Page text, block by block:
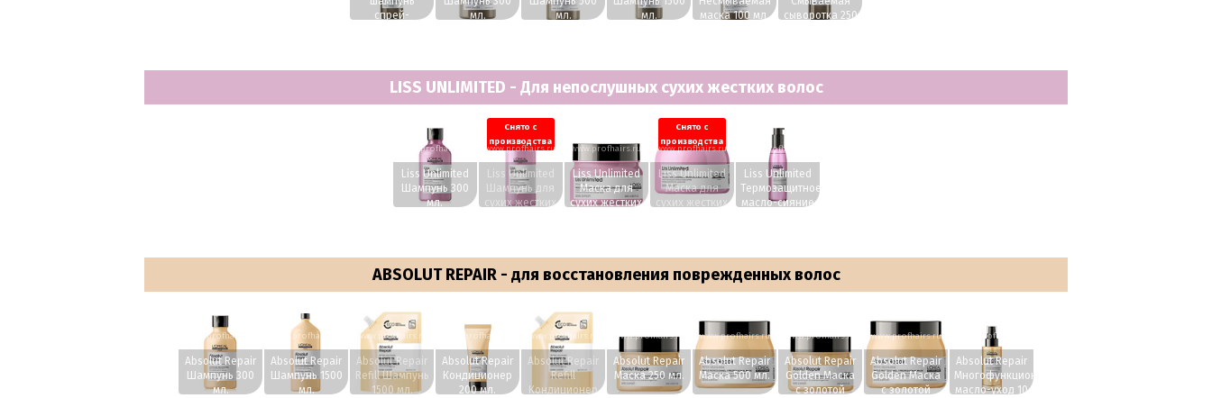
спрей-
мл.
мл.
мл.
маска 100 мл.
сыворотка 250
LISS UNLIMITED - Для непослушных сухих жестких волос
www.profhairs.ru
Liss Unlimited
Шампунь 300
мл.
Снято с
производства
www.profhairs.ru
Liss Unlimited
Шампунь для
сухих жестких
www.profhairs.ru
Liss Unlimited
Маска для
сухих жестких
Снято с
производства
www.profhairs.ru
Liss Unlimited
Маска для
сухих жестких
www.profhairs.ru
Liss Unlimited
Термозащитное
масло-сияние
ABSOLUT REPAIR - для восстановления поврежденных волос
www.profhairs.ru
Absolut Repair
Шампунь 300
мл.
www.profhairs.ru
Absolut Repair
Шампунь 1500
мл.
www.profhairs.ru
Absolut Repair
Refill Шампунь
1500 мл.
www.profhairs.ru
Absolut Repair
Кондиционер
200 мл.
www.profhairs.ru
Absolut Repair
Refill
Кондиционер
www.profhairs.ru
Absolut Repair
Маска 250 мл.
www.profhairs.ru
Absolut Repair
Маска 500 мл.
www.profhairs.ru
Absolut Repair
Golden Маска
с золотой
www.profhairs.ru
Absolut Repair
Golden Маска
с золотой
www.profhairs.ru
Absolut Repair
Многофункциональное
масло-уход 10